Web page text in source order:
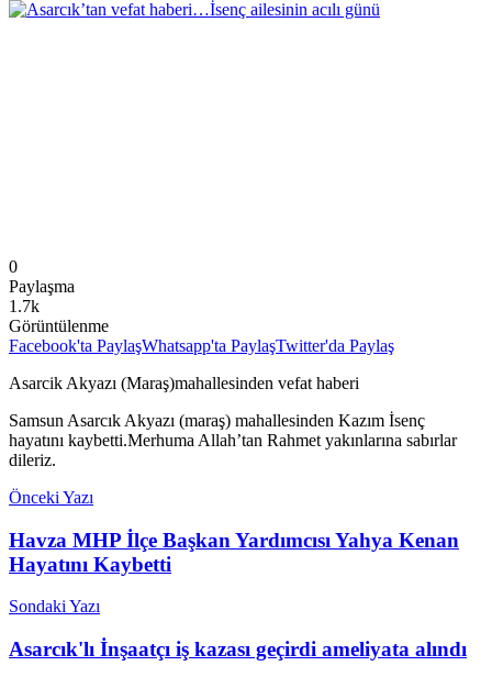
0
Paylaşma
1.7k
Görüntülenme
Facebook'ta PaylaşWhatsapp'ta PaylaşTwitter'da Paylaş
Asarcik Akyazı (Maraş)mahallesinden vefat haberi
Samsun Asarcık Akyazı (maraş) mahallesinden Kazım İsenç
hayatını kaybetti.Merhuma Allah’tan Rahmet yakınlarına sabırlar
dileriz.
Önceki Yazı
Havza MHP İlçe Başkan Yardımcısı Yahya Kenan
Hayatını Kaybetti
Sondaki Yazı
Asarcık'lı İnşaatçı iş kazası geçirdi ameliyata alındı